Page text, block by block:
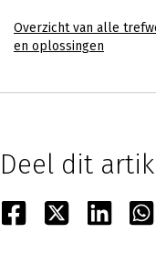
Overzicht van alle
en oplossingen
Deel dit